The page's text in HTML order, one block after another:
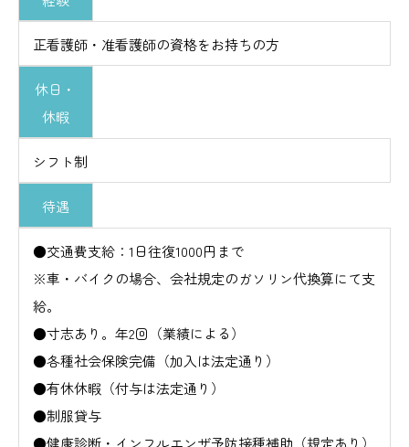
正看護師・准看護師の資格をお持ちの方
休日・
休暇
シフト制
待遇
●交通費支給：1日往復1000円まで
※車・バイクの場合、会社規定のガソリン代換算にて支
給。
●寸志あり。年2回（業績による）
●各種社会保険完備（加入は法定通り）
●有休休暇（付与は法定通り）
●制服貸与
●健康診断・インフルエンザ予防接種補助（規定あり）